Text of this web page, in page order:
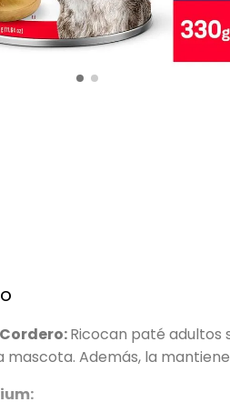
Ricocan paté adultos
Además, la